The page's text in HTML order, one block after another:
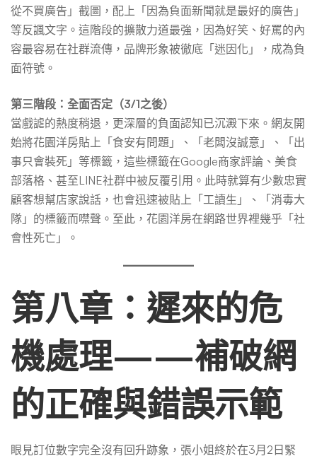
從不買廣告」截圖，配上「因為負面新聞就是最好的廣告」
等反諷文字。這階段的擴散力道最強，因為好笑、好罵的內
容最容易在社群流傳，品牌形象被徹底「迷因化」，成為負
面符號。
第三階段：全面否定（3/1之後）
當戲謔的熱度稍退，更深層的負面認知已沉澱下來。網友開
始將花園洋房貼上「食安有問題」、「老闆沒誠意」、「出
事只會裝死」等標籤，這些標籤在Google商家評論、美食
部落格、甚至LINE社群中被反覆引用。此時就算有少數忠實
顧客想幫店家說話，也會迅速被貼上「工讀生」、「消毒大
隊」的標籤而噤聲。至此，花園洋房在網路世界裡幾乎「社
會性死亡」。
第八章：遲來的危
機處理——補破網
的正確與錯誤示範
眼見訂位數字完全沒有回升跡象，張小姐終於在3月2日緊